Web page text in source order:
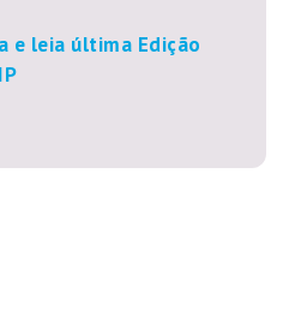
e leia última Edição